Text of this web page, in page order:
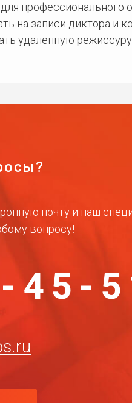
профессионального
на записи диктора и
удаленную
почту и наш
вопросу!
45-